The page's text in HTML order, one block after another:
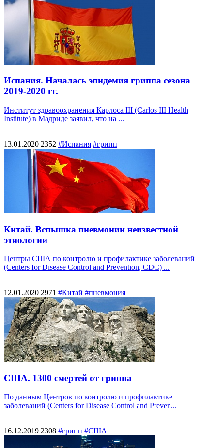
Испания. Началась эпидемия гриппа сезона
2019-2020 гг.
Институт здравоохранения Карлоса III (Carlos III Health
Institute) в Мадриде заявил, что на ...
13.01.2020 2352 #Испания #грипп
Китай. Вспышка пневмонии неизвестной
этиологии
Центры США по контролю и профилактике заболеваний
(Centers for Disease Control and Prevention, CDC) ...
12.01.2020 2971 #Китай #пневмония
США. 1300 смертей от гриппа
По данным Центров по контролю и профилактике
заболеваний (Centers for Disease Control and Preven...
16.12.2019 2308 #грипп #США